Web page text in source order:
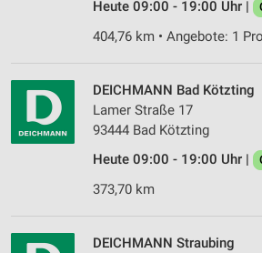
Heute 09:00 - 19:00 Uhr |
404,76 km • Angebote: 1
DEICHMANN Bad Kötzting
Lamer Straße 17
93444 Bad Kötzting
Heute 09:00 - 19:00 Uhr |
373,70 km
DEICHMANN Straubing